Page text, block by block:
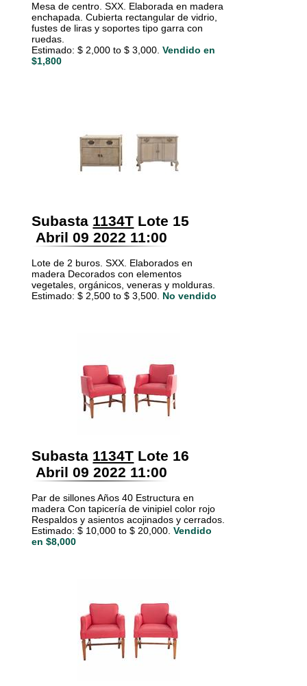
Mesa de centro. SXX. Elaborada en madera
enchapada. Cubierta rectangular de vidrio,
fustes de liras y soportes tipo garra con
ruedas.
Estimado: $ 2,000 to $ 3,000. Vendido en
$1,800
Subasta 1134T Lote 15
Abril 09 2022 11:00
Lote de 2 buros. SXX. Elaborados en
madera Decorados con elementos
vegetales, orgánicos, veneras y molduras.
Estimado: $ 2,500 to $ 3,500. No vendido
Subasta 1134T Lote 16
Abril 09 2022 11:00
Par de sillones Años 40 Estructura en
madera Con tapicería de vinipiel color rojo
Respaldos y asientos acojinados y cerrados.
Estimado: $ 10,000 to $ 20,000. Vendido
en $8,000